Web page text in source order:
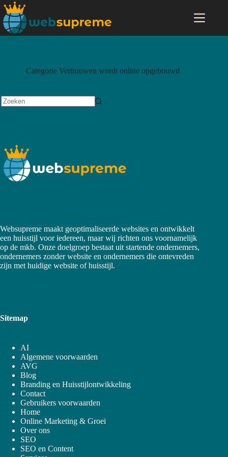
CategorieVertrouwen wordt online opgebouwd
Websupreme maakt geoptimaliseerde websites en ontwikkelt
een huisstijl voor iedereen, maar wij richten ons voornamelijk
op de mkb. Onze doelgroep bestaat uit startende ondernemers,
ondernemers zonder website en ondernemers die ontevreden
zijn met huidige website of huisstijl.
Sitemap
AI
Algemene voorwaarden
AVG
Blog
Branding en Huisstijlontwikkeling
Contact
Gebruikers voorwaarden
Home
Online Marketing & Groei
Over ons
SEO
SEO en Content